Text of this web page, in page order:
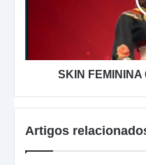
SKIN FEMININA
Artigos